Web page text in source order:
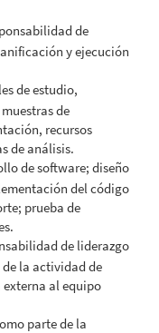
de
y ejecución
de estudio,
de
recursos
de análisis.
de software; diseño
del código
prueba de
de liderazgo
la actividad de
al equipo
parte de la